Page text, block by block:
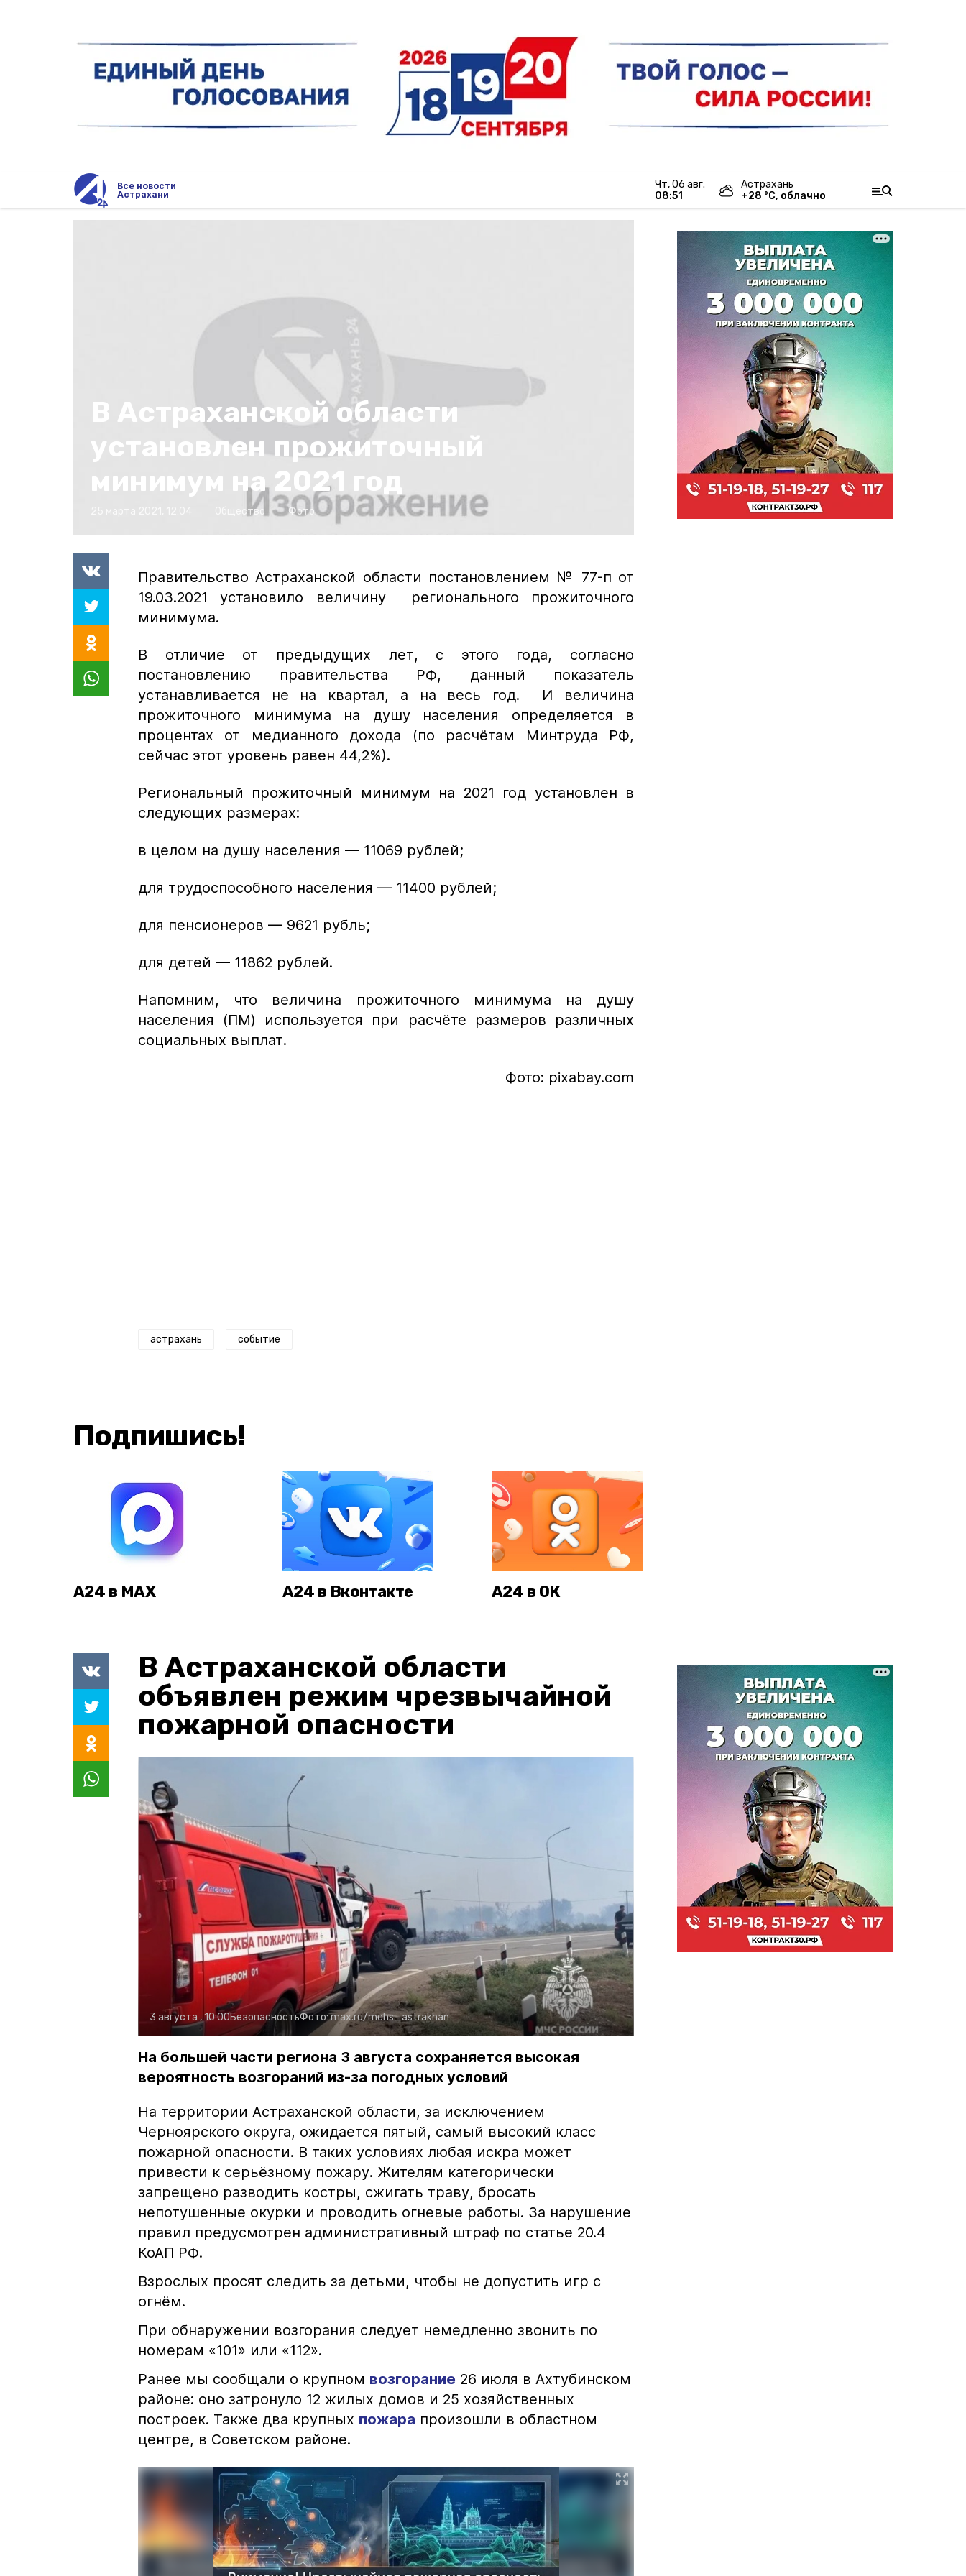
Все новости
Астрахани
чт, 06 авг.
08:51
Астрахань
+28 °С, облачно
В Астраханской области
установлен прожиточный
минимум на 2021 год
Общество Фото:
Правительство Астраханской области постановлением № 77-п от
19.03.2021 установило величину регионального прожиточного
минимума.
В отличие от предыдущих лет, с этого года, согласно
постановлению правительства РФ, данный показатель
устанавливается не на квартал, а на весь год. И величина
прожиточного минимума на душу населения определяется в
процентах от медианного дохода (по расчётам Минтруда РФ,
сейчас этот уровень равен 44,2%).
Региональный прожиточный минимум на 2021 год установлен в
следующих размерах:
в целом на душу населения — 11069 рублей;
для трудоспособного населения — 11400 рублей;
для пенсионеров — 9621 рубль;
для детей — 11862 рублей.
Напомним, что величина прожиточного минимума на душу
населения (ПМ) используется при расчёте размеров различных
социальных выплат.
Фото: pixabay.com
астрахань событие
Подпишись!
А24 в MAX А24 в Вконтакте А24 в ОК
В Астраханской области
объявлен режим чрезвычайной
пожарной опасности
3 августа , 10:00БезопасностьФото:max.ru/mchs_astrakhan
На большей части региона 3 августа сохраняется высокая
вероятность возгораний из-за погодных условий
На территории Астраханской области, за исключением
Черноярского округа, ожидается пятый, самый высокий класс
пожарной опасности. В таких условиях любая искра может
привести к серьёзному пожару. Жителям категорически
запрещено разводить костры, сжигать траву, бросать
непотушенные окурки и проводить огневые работы. За нарушение
правил предусмотрен административный штраф по статье 20.4
КоАП РФ.
Взрослых просят следить за детьми, чтобы не допустить игр с
огнём.
При обнаружении возгорания следует немедленно звонить по
номерам «101» или «112».
Ранее мы сообщали о крупном возгорание 26 июля в Ахтубинском
районе: оно затронуло 12 жилых домов и 25 хозяйственных
построек. Также два крупных пожара произошли в областном
центре, в Советском районе.